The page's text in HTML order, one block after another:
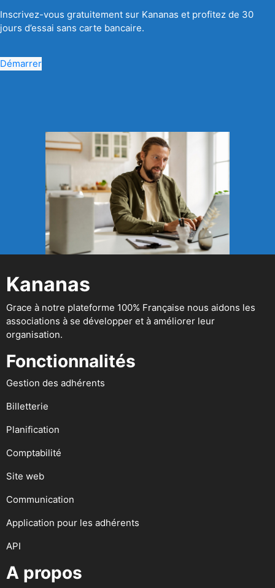
Inscrivez-vous gratuitement sur Kananas et profitez de 30
jours d’essai sans carte bancaire.
Démarrer
Kananas
Grace à notre plateforme 100% Française nous aidons les
associations à se développer et à améliorer leur
organisation.
Fonctionnalités
Gestion des adhérents
Billetterie
Planification
Comptabilité
Site web
Communication
Application pour les adhérents
API
A propos